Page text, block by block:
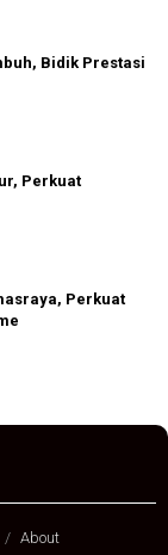
Bidik Prestasi
Perkuat
Perkuat
About